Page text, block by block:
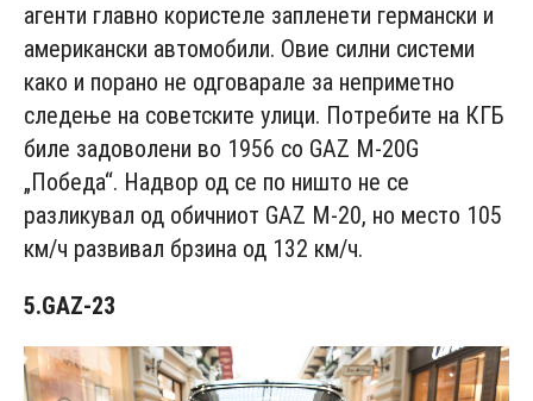
агенти главно користеле запленети германски и
американски автомобили. Овие силни системи
како и порано не одговарале за неприметно
следење на советските улици. Потребите на КГБ
биле задоволени во 1956 со GAZ M-20G
„Победа“. Надвор од се по ништо не се
разликувал од обичниот GAZ M-20, но место 105
км/ч развивал брзина од 132 км/ч.
5.GAZ-23